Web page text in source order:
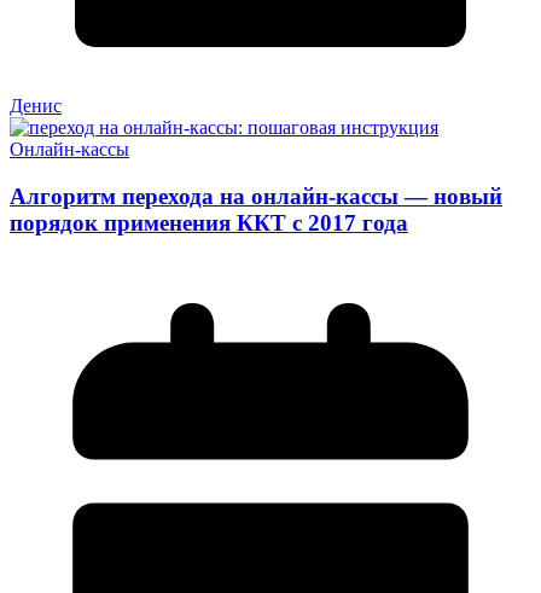
Денис
Онлайн-кассы
Алгоритм перехода на онлайн-кассы — новый
порядок применения ККТ с 2017 года